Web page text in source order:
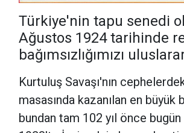
Türkiye'nin tapu senedi
Ağustos 1924 tarihinde
bağımsızlığımızı
Kurtuluş Savaşı'nın
masasında kazanılan en büyük
bundan tam 102 yıl önce